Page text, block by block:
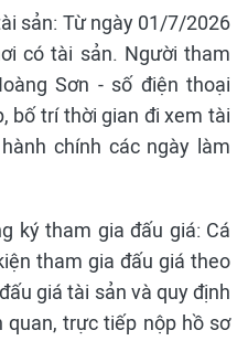
sản: Từ ngày 01/7/2026
có tài sản. Người tham
Sơn - số điện thoại
bố trí thời gian đi xem tài
chính các ngày làm
ký tham gia đấu giá: Cá
tham gia đấu giá theo
giá tài sản và quy định
quan, trực tiếp nộp hồ sơ